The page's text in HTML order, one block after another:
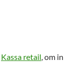
Kassa retail, om in